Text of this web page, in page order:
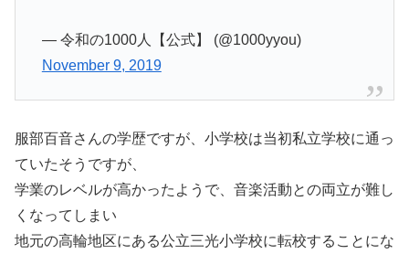
— 令和の1000人【公式】 (@1000yyou)
November 9, 2019
服部百音さんの学歴ですが、小学校は当初私立学校に通っ
ていたそうですが、
学業のレベルが高かったようで、音楽活動との両立が難し
くなってしまい
地元の高輪地区にある公立三光小学校に転校することにな